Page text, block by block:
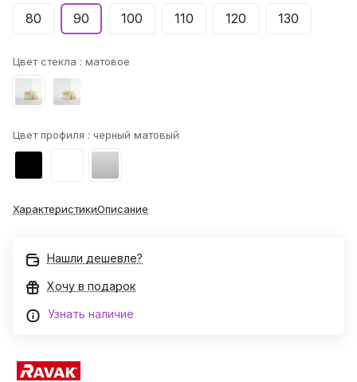
80 90 100 110 120 130
Цвет стекла : матовое
Цвет профиля : черный матовый
ХарактеристикиОписание
Нашли дешевле?
Хочу в подарок
Узнать наличие